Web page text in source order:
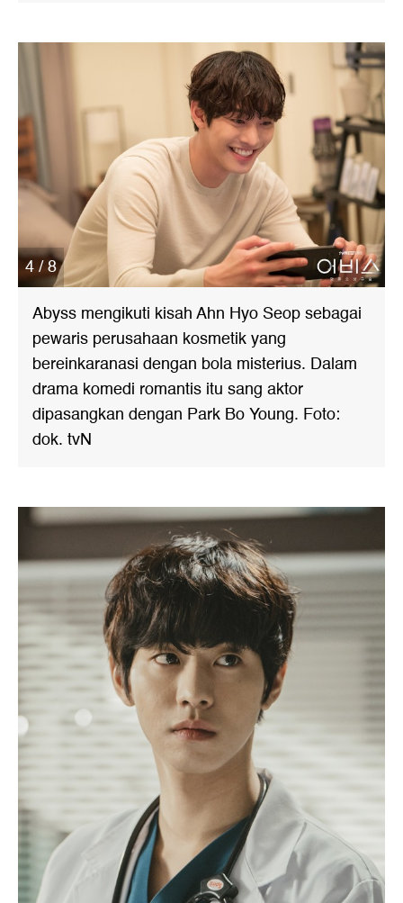
4 / 8
Abyss mengikuti kisah Ahn Hyo Seop sebagai
pewaris perusahaan kosmetik yang
bereinkaranasi dengan bola misterius. Dalam
drama komedi romantis itu sang aktor
dipasangkan dengan Park Bo Young. Foto:
dok. tvN